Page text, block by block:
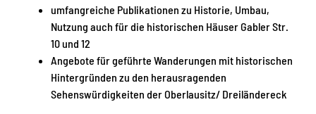
umfangreiche Publikationen zu Historie, Umbau,
Nutzung auch für die historischen Häuser Gabler Str.
10 und 12
Angebote für geführte Wanderungen mit historischen
Hintergründen zu den herausragenden
Sehenswürdigkeiten der Oberlausitz/ Dreiländereck